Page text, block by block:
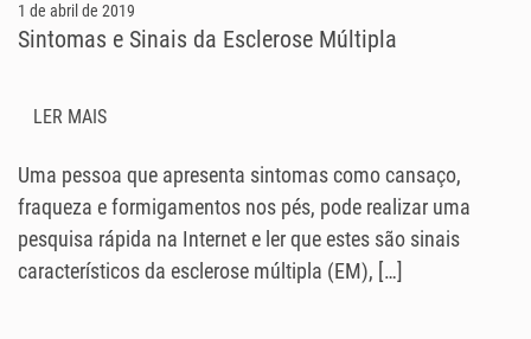
1 de abril de 2019
Sintomas e Sinais da Esclerose Múltipla
LER MAIS
Uma pessoa que apresenta sintomas como cansaço,
fraqueza e formigamentos nos pés, pode realizar uma
pesquisa rápida na Internet e ler que estes são sinais
característicos da esclerose múltipla (EM), […]